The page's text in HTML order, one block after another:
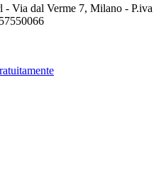
Via dal Verme 7, Milano - P.iva